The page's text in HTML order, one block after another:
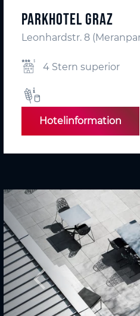
Parkhotel Graz
Leonhardstr. 8
4 Stern superior
Hotelinformation